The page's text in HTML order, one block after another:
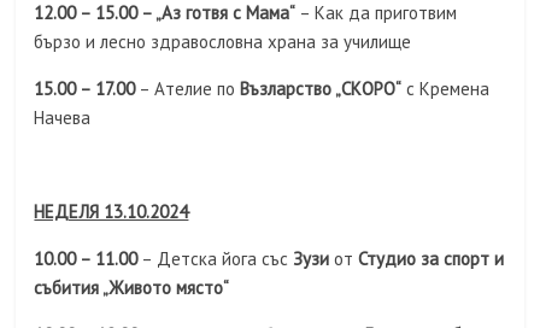
12.00 – 15.00 – „Аз готвя с Мама“ – Как да приготвим
бързо и лесно здравословна храна за училище
15.00 – 17.00– Aтелие поВъзларство „СКОРО“ с Кремена
Начева
НЕДЕЛЯ 13.10.2024
10.00 – 11.00– Детска йога със ЗузиотСтудио за спорт и
събития „Живото място“